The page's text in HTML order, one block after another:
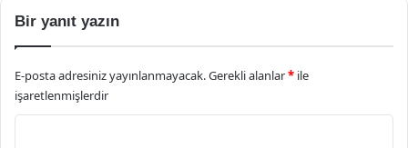
Bir yanıt yazın
E-posta adresiniz yayınlanmayacak.Gerekli alanlar* ile
işaretlenmişlerdir